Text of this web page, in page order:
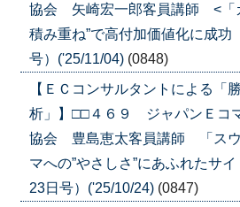
協会 矢崎宏一郎客員講師 <「
積み重ね”で高付加価値化に成功
号）('25/11/04) (0848)
【ＥＣコンサルタントによる「
析」】□□４６９ ジャパンＥコ
協会 豊島恵太客員講師 「ス
マへの”やさしさ”にあふれたサ
23日号）('25/10/24) (0847)